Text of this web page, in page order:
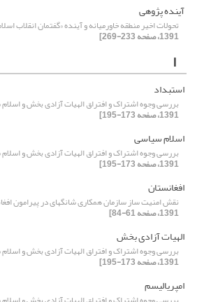
آینده پژوهی
تحولات اخیر منطقه خاورمیانه و آینده «گفتمان انقلاب
1391، صفحه 233-269]
ا
استبداد
بررسی وجوه اشتراک و افتراق الهیات آزادی بخش و
1391، صفحه 173-195]
اسلام سیاسی
بررسی وجوه اشتراک و افتراق الهیات آزادی بخش و
1391، صفحه 173-195]
افغانستان
نقش امنیت ساز سازمان همکاری شانگهای در پیرامون
1391، صفحه 61-84]
الهیات آزادی بخش
بررسی وجوه اشتراک و افتراق الهیات آزادی بخش و
1391، صفحه 173-195]
امپریالیسم